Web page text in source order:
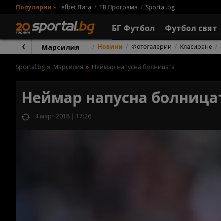
Популярни » efbet Лига ТВ Програма Sportal.bg
БГ Футбол Футбол свят
Марсилия Новини Фотогалерии Класиране
Sportal.bg Марсилия Неймар напусна болницата
Неймар напусна
4 март 2018 | 17:26